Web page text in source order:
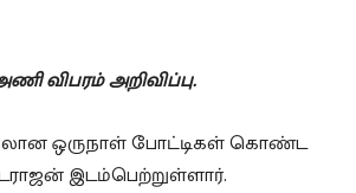
விபரம் அறிவிப்பு.
ஒருநாள் போட்டிகள் கொண்ட
இடம்பெற்றுள்ளார்.